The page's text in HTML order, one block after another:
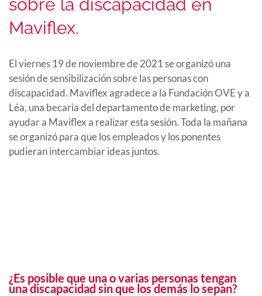
sobre la discapacidad en
Maviflex.
El viernes 19 de noviembre de 2021 se organizó una
sesión de sensibilización sobre las personas con
discapacidad. Maviflex agradece a la Fundación OVE y a
Léa, una becaria del departamento de marketing, por
ayudar a Maviflex a realizar esta sesión. Toda la mañana
se organizó para que los empleados y los ponentes
pudieran intercambiar ideas juntos.
¿Es posible que una o varias personas tengan
una discapacidad sin que los demás lo sepan?